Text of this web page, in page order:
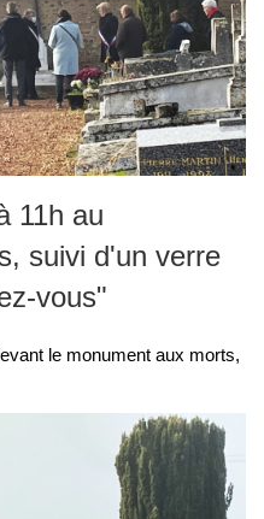
11h au
suivi d'un verre
vous"
le monument aux morts,